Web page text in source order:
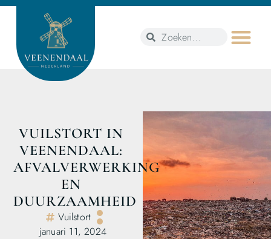
VUILSTORT IN
VEENENDAAL:
AFVALVERWERKING
EN
DUURZAAMHEID
Vuilstort
januari 11, 2024